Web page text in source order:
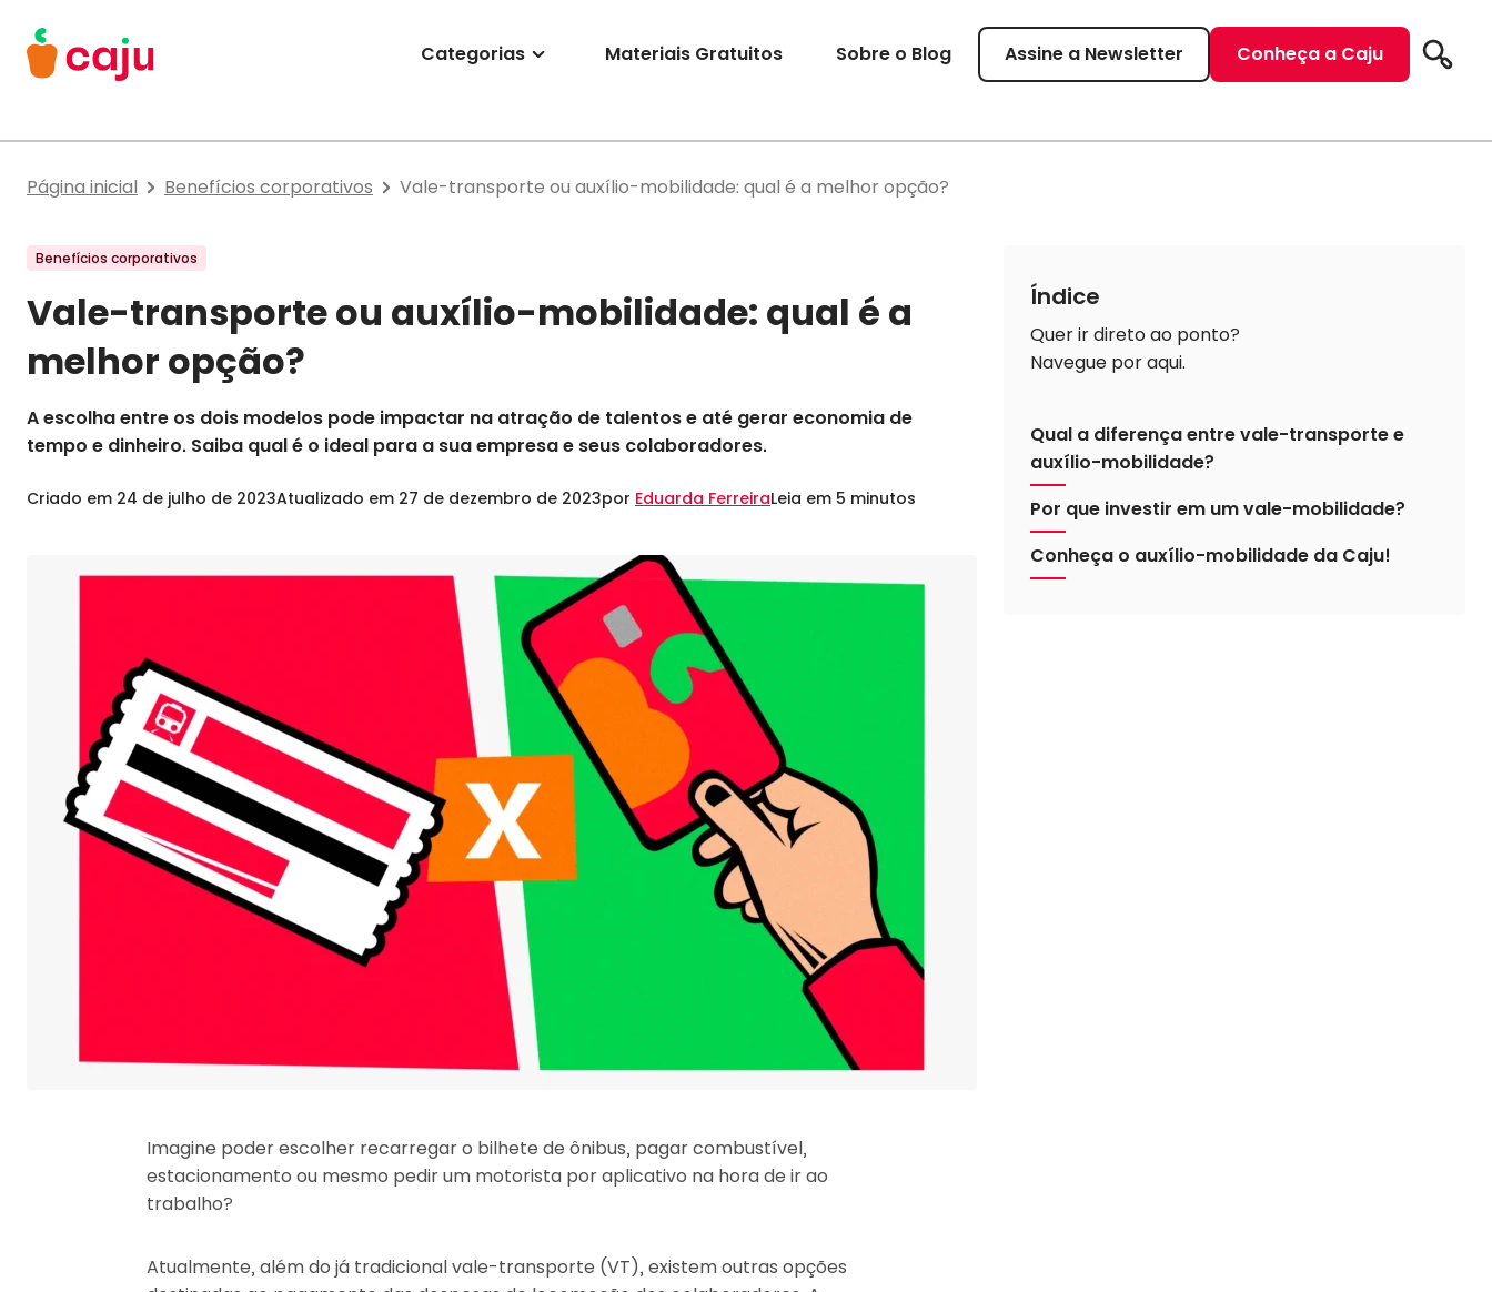
Menu Principal
Categorias Materiais Gratuitos Sobre o Blog Assine a Newsletter Conheça a Caju
Página inicial Benefícios corporativos Vale-transporte ou auxílio-mobilidade: qual é a melhor opção?
Benefícios corporativos
Vale-transporte ou auxílio-mobilidade: qual é a
melhor opção?
A escolha entre os dois modelos pode impactar na atração de talentos e até gerar economia de
tempo e dinheiro. Saiba qual é o ideal para a sua empresa e seus colaboradores.
Criado em 24 de julho de 2023Atualizado em 27 de dezembro de 2023por Eduarda FerreiraLeia em 5 minutos
Imagine poder escolher recarregar o bilhete de ônibus, pagar combustível,
estacionamento ou mesmo pedir um motorista por aplicativo na hora de ir ao
trabalho?
Atualmente, além do já tradicional vale-transporte (VT), existem outras opções
Índice
Quer ir direto ao ponto?
Navegue por aqui.
Qual a diferença entre vale-transporte e
auxílio-mobilidade?
Por que investir em um vale-mobilidade?
Conheça o auxílio-mobilidade da Caju!